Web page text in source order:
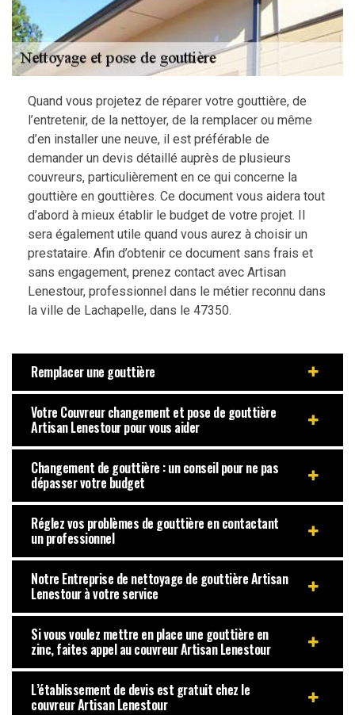
Quand vous projetez de réparer votre gouttière, de
l’entretenir, de la nettoyer, de la remplacer ou même
d’en installer une neuve, il est préférable de
demander un devis détaillé auprès de plusieurs
couvreurs, particulièrement en ce qui concerne la
gouttière en gouttières. Ce document vous aidera tout
d’abord à mieux établir le budget de votre projet. Il
sera également utile quand vous aurez à choisir un
prestataire. Afin d’obtenir ce document sans frais et
sans engagement, prenez contact avec Artisan
Lenestour, professionnel dans le métier reconnu dans
la ville de Lachapelle, dans le 47350.
Remplacer une gouttière
Votre Couvreur changement et pose de gouttière
Artisan Lenestour pour vous aider
Changement de gouttière : un conseil pour ne pas
dépasser votre budget
Réglez vos problèmes de gouttière en contactant
un professionnel
Notre Entreprise de nettoyage de gouttière Artisan
Lenestour à votre service
Si vous voulez mettre en place une gouttière en
zinc, faites appel au couvreur Artisan Lenestour
L’établissement de devis est gratuit chez le
couvreur Artisan Lenestour